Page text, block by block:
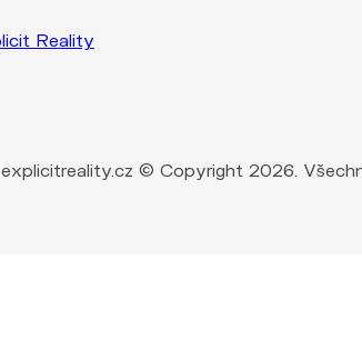
explicitreality.cz © Copyright 2026.